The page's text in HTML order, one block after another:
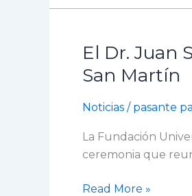
El Dr. Juan
San Martín
Noticias / pasante
La Fundación
ceremonia que
El
Dr.
Juan
Santiago
Restrepo
asume
Rectoría
Read More »